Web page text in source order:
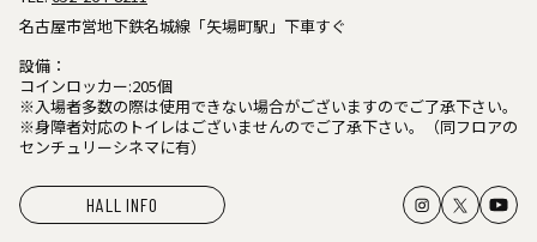
名古屋市営地下鉄名城線「矢場町駅」下車すぐ
設備：
コインロッカー:205個
※入場者多数の際は使用できない場合がございますのでご了承下さい。
※身障者対応のトイレはございませんのでご了承下さい。（同フロアの
センチュリーシネマに有）
HALL INFO